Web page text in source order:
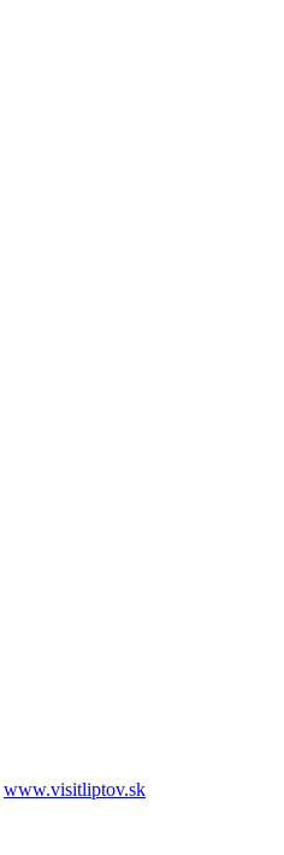
www.visitliptov.sk